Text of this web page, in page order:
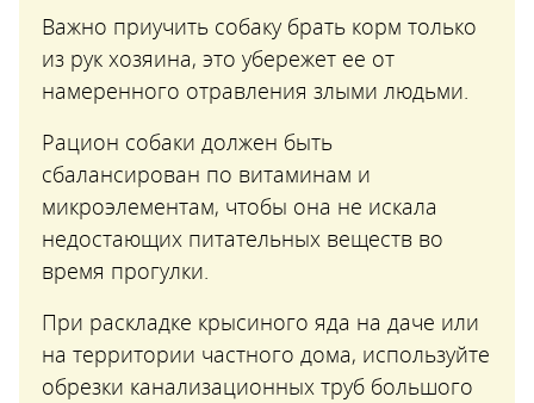
Важно приучить собаку брать корм только
из рук хозяина, это убережет ее от
намеренного отравления злыми людьми.
Рацион собаки должен быть
сбалансирован по витаминам и
микроэлементам, чтобы она не искала
недостающих питательных веществ во
время прогулки.
При раскладке крысиного яда на даче или
на территории частного дома, используйте
обрезки канализационных труб большого